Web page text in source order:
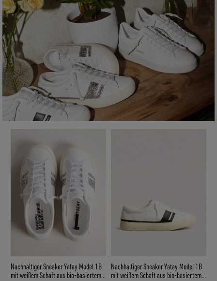
Nachhaltiger Sneaker Yatay Model 1B
mit weißem Schaft aus bio-basiertem
Nachhaltiger Sneaker Yatay Model 1B
mit weißem Schaft aus bio-basiertem